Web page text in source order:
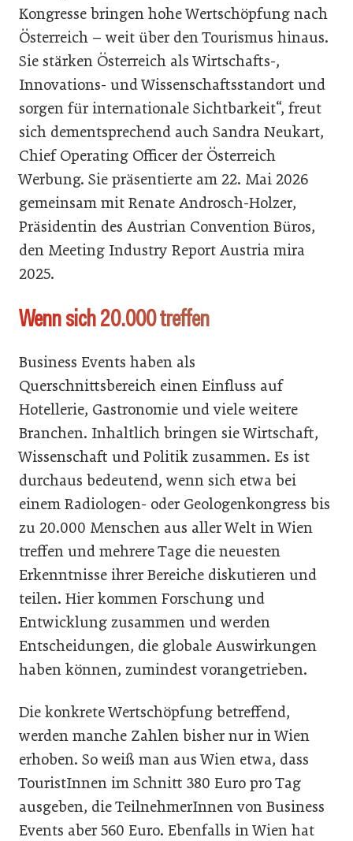
Kongresse bringen hohe Wertschöpfung nach
Österreich – weit über den Tourismus hinaus.
Sie stärken Österreich als Wirtschafts-,
Innovations- und Wissenschaftsstandort und
sorgen für internationale Sichtbarkeit“, freut
sich dementsprechend auch Sandra Neukart,
Chief Operating Officer der Österreich
Werbung. Sie präsentierte am 22. Mai 2026
gemeinsam mit Renate Androsch-Holzer,
Präsidentin des Austrian Convention Büros,
den Meeting Industry Report Austria mira
2025.
Wenn sich 20.000 treffen
Business Events haben als
Querschnittsbereich einen Einfluss auf
Hotellerie, Gastronomie und viele weitere
Branchen. Inhaltlich bringen sie Wirtschaft,
Wissenschaft und Politik zusammen. Es ist
durchaus bedeutend, wenn sich etwa bei
einem Radiologen- oder Geologenkongress bis
zu 20.000 Menschen aus aller Welt in Wien
treffen und mehrere Tage die neuesten
Erkenntnisse ihrer Bereiche diskutieren und
teilen. Hier kommen Forschung und
Entwicklung zusammen und werden
Entscheidungen, die globale Auswirkungen
haben können, zumindest vorangetrieben.
Die konkrete Wertschöpfung betreffend,
werden manche Zahlen bisher nur in Wien
erhoben. So weiß man aus Wien etwa, dass
TouristInnen im Schnitt 380 Euro pro Tag
ausgeben, die TeilnehmerInnen von Business
Events aber 560 Euro. Ebenfalls in Wien hat